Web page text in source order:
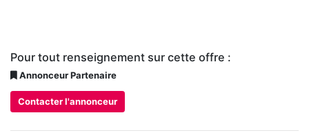
Pour tout renseignement sur cette offre :
Annonceur Partenaire
Contacter l'annonceur